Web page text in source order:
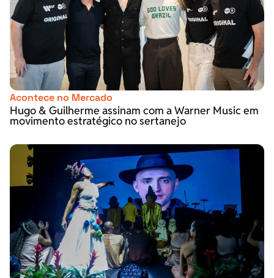
Acontece no Mercado
Hugo & Guilherme assinam com a Warner Music em
movimento estratégico no sertanejo